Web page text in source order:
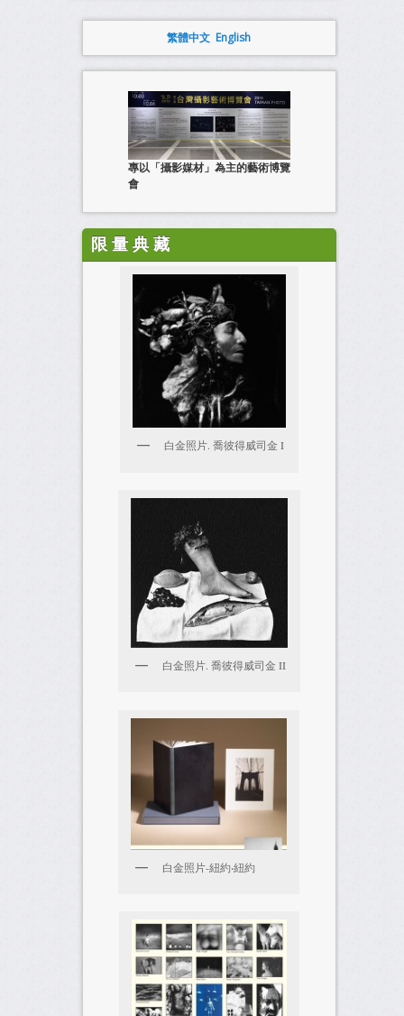
繁體中文 English
專以「攝影媒材」為主的藝術博覽
會
限 量 典 藏
白金照片. 喬彼得威司金 I
白金照片. 喬彼得威司金 II
白金照片-紐約‧紐約